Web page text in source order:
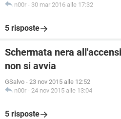
n00r - 30 mar 2016 alle 17:32
5 risposte
Schermata nera
non si avvia
GSalvo - 23 nov 2015 alle 12:52
n00r - 24 nov 2015 alle 13:04
5 risposte